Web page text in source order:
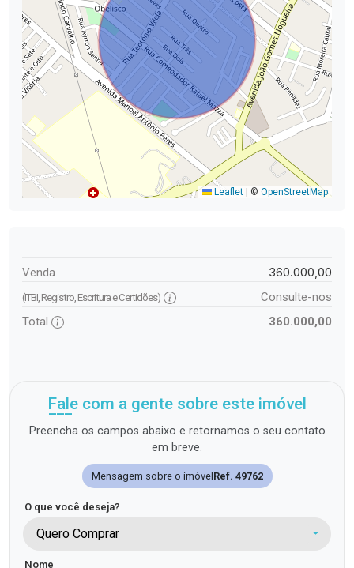
Leaflet | © OpenStreetMap
Venda 360.000,00
(ITBI, Registro, Escritura e Certidões)
Consulte-nos
Total
360.000,00
Fale com a gente sobre este imóvel
Preencha os campos abaixo e retornamos o seu contato
em breve.
Mensagem sobre o imóvelRef. 49762
O que você deseja?
Quero Comprar
Nome